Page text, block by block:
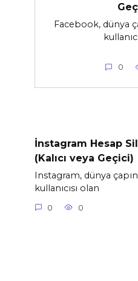
Facebook, dünya
0
İnstagram Hesap
(Kalıcı veya Geçici)
Instagram, dünya
kullanıcısı olan
0 0